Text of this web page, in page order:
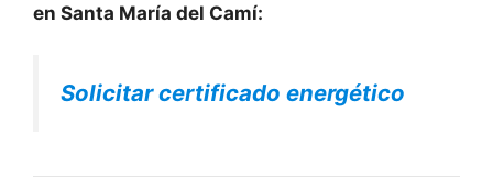
en Santa María del Camí:
Solicitar certificado energético